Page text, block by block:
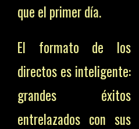
que el primer día.
El formato de los
directos es inteligente:
grandes éxitos
entrelazados con sus